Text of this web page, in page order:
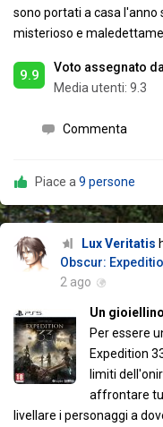
sono portati a casa l'anno
misterioso e
9.9
Voto assegnato
Media utenti: 9.3
Commenta
Piace a 9 persone
Lux Veritatis
Obscur:
2 ago
Un gioiellino
Per essere
Expedition
limiti
affrontare
livellare i personaggi a